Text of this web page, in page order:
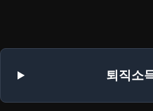
퇴직소